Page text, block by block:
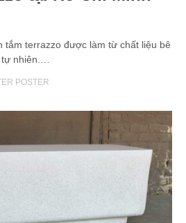
tắm terrazzo được làm từ chất liệu bê
nhiên.…
POSTER